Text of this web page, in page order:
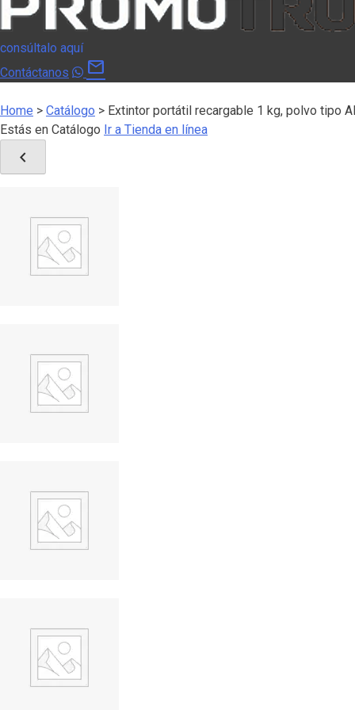
consúltalo aquí
Contáctanos
mail
Home > Catálogo > Extintor portátil recargable 1 kg, polvo tipo
Estás en Catálogo Ir a Tienda en línea
chevron_left